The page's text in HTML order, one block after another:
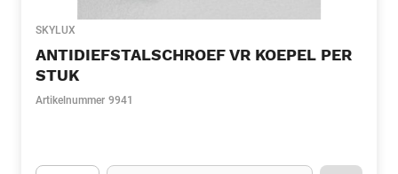
SKYLUX
ANTIDIEFSTALSCHROEF VR KOEPEL PER
STUK
Artikelnummer 9941